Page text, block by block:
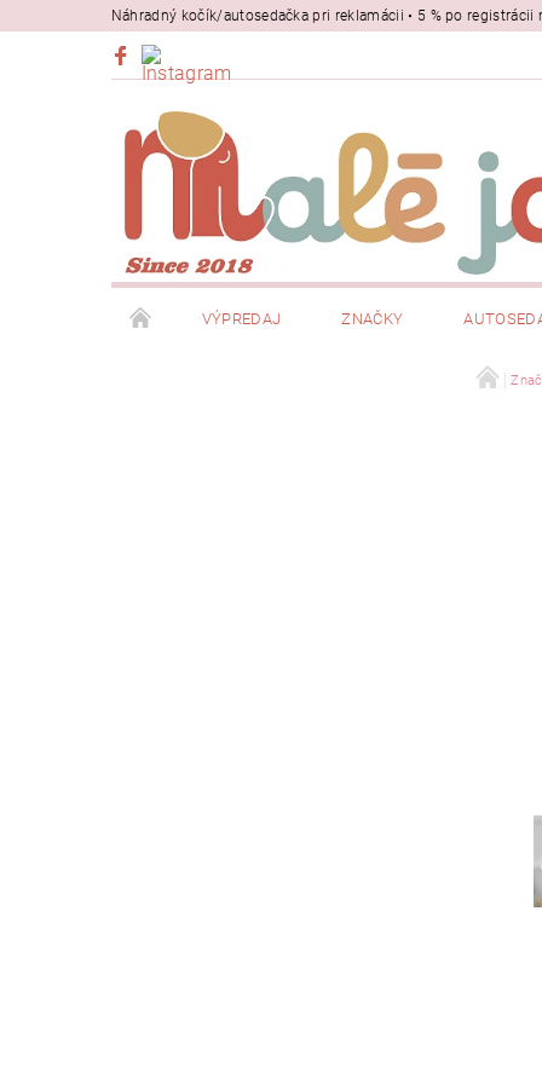
Náhradný kočík/autosedačka pri reklamácii • 5 % po
VÝPREDAJ ZNAČKY